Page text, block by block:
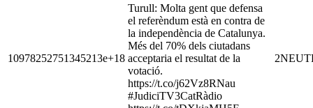
10978252751345213e+18
Turull: Molta gent que defensa
el referèndum està en contra de
la independència de Catalunya.
Més del 70% dels ciutadans
acceptaria el resultat de la
votació.
https://t.co/j62Vz8RNau
#JudiciTV3CatRàdio
2